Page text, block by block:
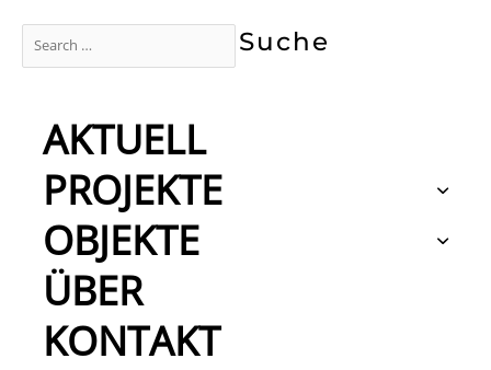
nach:
AKTUELL
PROJEKTE
OBJEKTE
ÜBER
KONTAKT